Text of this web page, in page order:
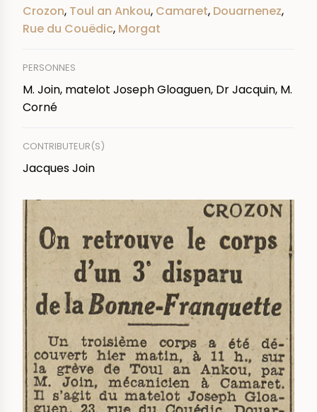
Crozon, Toul an Ankou, Camaret, Douarnenez,
Rue du Couëdic, Morgat
PERSONNES
M. Join, matelot Joseph Gloaguen, Dr Jacquin, M.
Corné
CONTRIBUTEUR(S)
Jacques Join
IMAGE